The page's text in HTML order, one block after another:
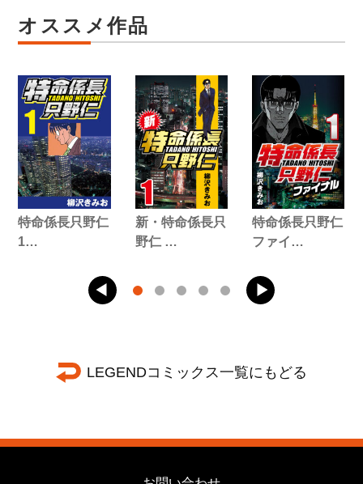
オススメ作品
特命係長只野仁
1…
新・特命係長只
野仁 …
特命係長只野仁
ファイ…
LEGENDコミックス一覧にもどる